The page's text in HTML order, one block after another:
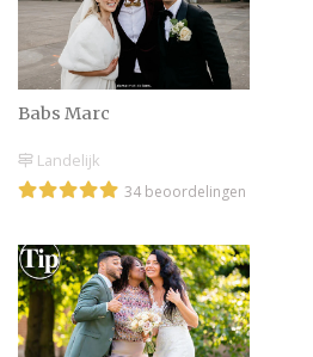
Babs Marc
Landelijk
34 beoordelingen